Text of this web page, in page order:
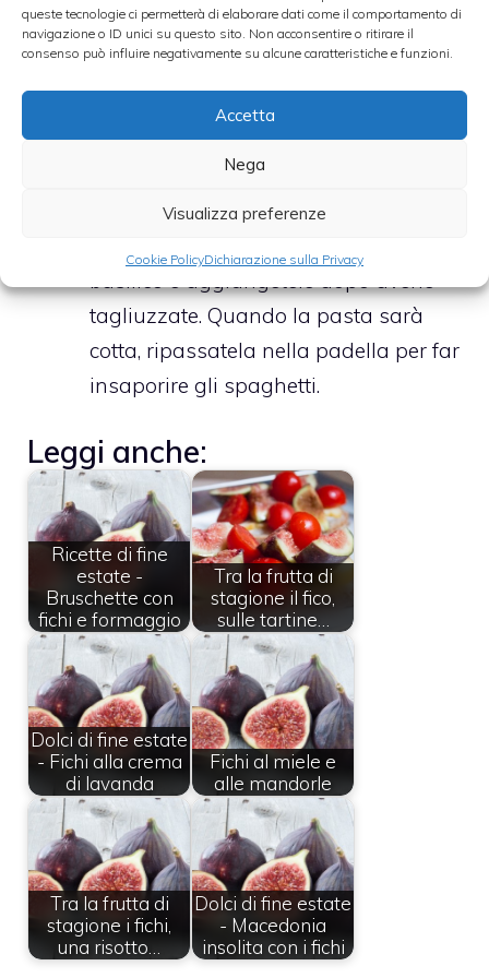
queste tecnologie ci permetterà di elaborare dati come il comportamento di
navigazione o ID unici su questo sito. Non acconsentire o ritirare il
consenso può influire negativamente su alcune caratteristiche e funzioni.
Accetta
Nega
Visualizza preferenze
Cookie PolicyDichiarazione sulla Privacy
soffriggere l’aglio con l’olio e il
Unite i fichi tagliati a spicchi. Dopo
aver fatto dorare, unite il sale, facendo
sciogliere i fichi per circa 5 minuti a
fuoco moderato.
tagliuzzate. Quando la pasta sarà
cotta, ripassatela nella padella per far
insaporire gli spaghetti.
Leggi anche:
Ricette di fine
estate -
Bruschette con
fichi e formaggio
Tra la frutta di
stagione il fico,
sulle tartine…
Dolci di fine estate
- Fichi alla crema
di lavanda
Fichi al miele e
alle mandorle
Tra la frutta di
stagione i fichi,
una risotto…
Dolci di fine estate
- Macedonia
insolita con i fichi